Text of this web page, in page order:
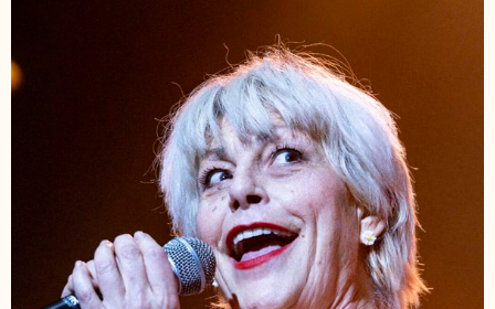
Paris, France, le 19
novembre 2025. ©
Moreau/Bestimage